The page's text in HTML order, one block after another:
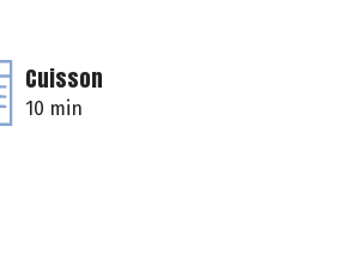
Cuisson
10 min